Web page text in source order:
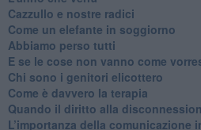
​Cazzullo e nostre radici
​Come un elefante in soggiorno
​Abbiamo perso tutti
E se le cose non vanno come
​Chi sono i genitori elicottero
Come è davvero la terapia
Quando il diritto alla
​L’importanza della comunicazione